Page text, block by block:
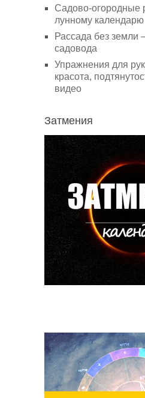
Садово-огородные
лунному календарю
Рассада без земли
садовода
Упражнения для
красота,
видео
Затмения